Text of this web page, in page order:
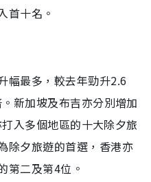
首十名。
幅最多，較去年勁升2.6
新加坡及布吉亦分別增加
入多個地區的十大除夕旅
除夕旅遊的首選，香港亦
第二及第4位。